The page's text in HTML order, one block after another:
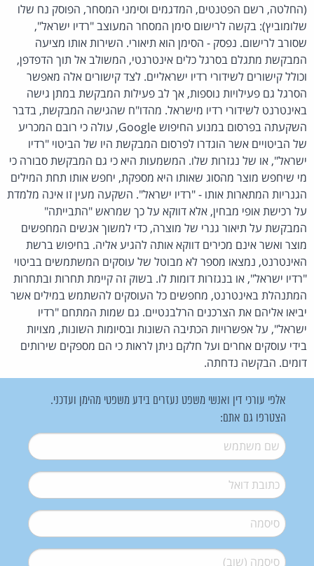
(החלטה, רשם הפטנטים, המדגמים וסימני המסחר, הפוסק נח שלו
שלומוביץ): בקשה לרישום סימן המסחר המעוצב "רדיו ישראל",
שסורב לרישום. נפסק - הסימן הוא תיאורי. השירות אותו מציעה
המבקשת מתגלם בסרגל כלים אינטרנטי, המשולב אל תוך הדפדפן,
וכולל קישורים לשידורי רדיו ישראליים. לצד קישורים אלה מאפשר
הסרגל גם פעילויות נוספות, אך לב פעילות המבקשת במתן גישה
באינטרנט לשידורי רדיו מישראל. מהדו"ח שהגישה המבקשת, בדבר
השקעתה בפרסום במנוע החיפוש Google, עולה כי רובם המכריע
של הביטויים אשר הוגדרו לפרסום המבקשת היו של הביטוי "רדיו
ישראל", או של נגזרות שלו. המשמעות היא כי גם המבקשת סבורה כי
מי שיחפש מוצר מהסוג שאותו היא מספקת, יחפש אותו תחת המילים
הגנריות המתארות אותו - "רדיו ישראל". השקעה מעין זו אינה מלמדת
על רכישת אופי מבחין, אלא דווקא על כך שמראש "התבייתה"
המבקשת על תיאור גנרי של מוצרה, כדי למשוך אנשים המחפשים
מוצר ואשר אינם מכירים דווקא אותה להגיע אליה. בחיפוש ברשת
האינטרנט, נמצאו מספר לא מבוטל של עוסקים המשתמשים בביטוי
"רדיו ישראל", או בנגזרות דומות לו. בשוק זה קיימת תחרות ובתחרות
המתנהלת באינטרנט, מחפשים כל העוסקים להשתמש במילים אשר
יביאו אליהם את הצרכנים הרלבנטיים. גם שמות המתחם "רדיו
ישראל", על אפשרויות הכתיבה השונות ובסיומות השונות, מצויות
בידי עוסקים אחרים ועל חלקם ניתן לראות כי הם מספקים שירותים
דומים. הבקשה נדחתה.
אלפי עורכי דין ואנשי משפט נעזרים בידע משפטי מהימן ועדכני.
הצטרפו גם אתם:
שם משתמש*
דואל*
סיסמה*
סיסמה (שוב)*